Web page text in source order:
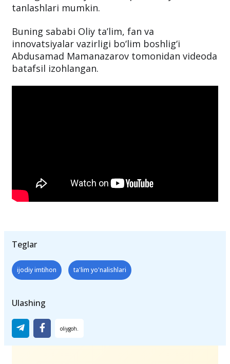
jurnalistikaning ayrim yo‘nalishlarini
tanlagan abituriyentlar faqat bitta yo‘nalishni
tanlashlari mumkin.
Buning sababi Oliy ta’lim, fan va
Teglar
ijodiy imtihon
Ulashing